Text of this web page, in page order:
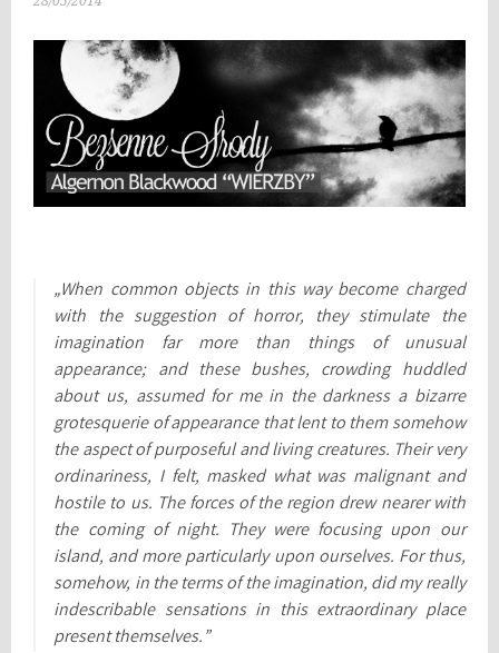
„When common objects in this way become charged
with the suggestion of horror, they stimulate the
imagination far more than things of unusual
appearance; and these bushes, crowding huddled
about us, assumed for me in the darkness a bizarre
grotesquerie of appearance that lent to them somehow
the aspect of purposeful and living creatures. Their very
ordinariness, I felt, masked what was malignant and
hostile to us. The forces of the region drew nearer with
the coming of night. They were focusing upon our
island, and more particularly upon ourselves. For thus,
somehow, in the terms of the imagination, did my really
indescribable sensations in this extraordinary place
present themselves.”